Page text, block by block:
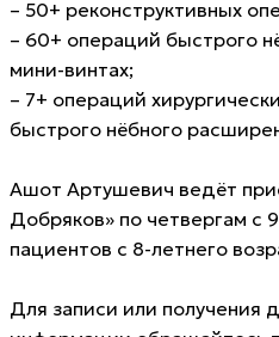
– 50+ реконструктивных
– 60+ операций быстрого
мини-винтах;
– 7+ операций
быстрого нёбного
Ашот Артушевич ведёт
Добряков» по четвергам с
пациентов с 8-летнего
Для записи или получения